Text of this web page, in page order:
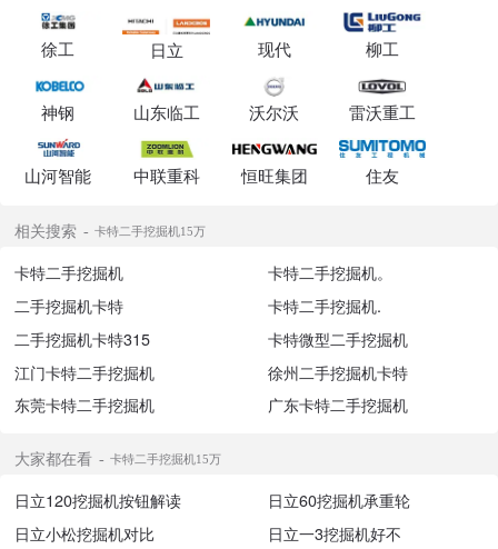
徐工 日立 现代 柳工
神钢 山东临工 沃尔沃 雷沃重工
山河智能 中联重科 恒旺集团 住友
相关搜索 卡特二手挖掘机15万
卡特二手挖掘机
卡特二手挖掘机。
二手挖掘机卡特
卡特二手挖掘机.
二手挖掘机卡特315
卡特微型二手挖掘机
江门卡特二手挖掘机
徐州二手挖掘机卡特
东莞卡特二手挖掘机
广东卡特二手挖掘机
大家都在看 卡特二手挖掘机15万
日立120挖掘机按钮解读
日立60挖掘机承重轮
日立小松挖掘机对比
日立一3挖掘机好不